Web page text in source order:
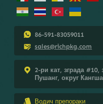
86-591-83059011
sales@richpkg.com
2-ри кат, зграда
Пушанг, округ
Водич препораки